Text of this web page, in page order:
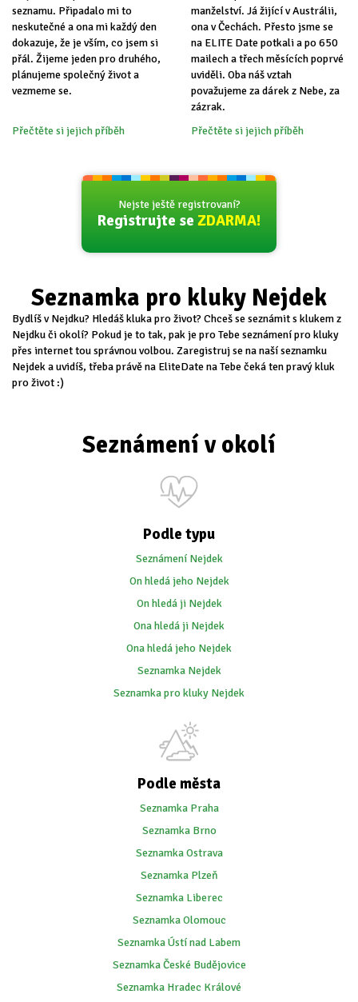
seznamu. Připadalo mi to
neskutečné a ona mi každý den
dokazuje, že je vším, co jsem si
přál. Žijeme jeden pro druhého,
plánujeme společný život a
vezmeme se.
Přečtěte si jejich příběh
manželství. Já žijící v Austrálii,
ona v Čechách. Přesto jsme se
na ELITE Date potkali a po 650
mailech a třech měsících poprvé
uviděli. Oba náš vztah
považujeme za dárek z Nebe, za
zázrak.
Přečtěte si jejich příběh
Nejste ještě registrovaní?
Registrujte se ZDARMA!
Seznamka pro kluky Nejdek
Bydlíš v Nejdku? Hledáš kluka pro život? Chceš se seznámit s klukem z
Nejdku či okolí? Pokud je to tak, pak je pro Tebe seznámení pro kluky
přes internet tou správnou volbou. Zaregistruj se na naší seznamku
Nejdek a uvidíš, třeba právě na EliteDate na Tebe čeká ten pravý kluk
pro život :)
Seznámení v okolí
Podle typu
Seznámení Nejdek
On hledá jeho Nejdek
On hledá ji Nejdek
Ona hledá ji Nejdek
Ona hledá jeho Nejdek
Seznamka Nejdek
Seznamka pro kluky Nejdek
Podle města
Seznamka Praha
Seznamka Brno
Seznamka Ostrava
Seznamka Plzeň
Seznamka Liberec
Seznamka Olomouc
Seznamka Ústí nad Labem
Seznamka České Budějovice
Seznamka Hradec Králové